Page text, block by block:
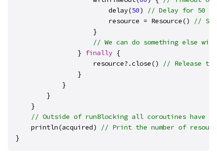
                        delay(
50)
// Delay for 50 ms
                        resource = Resource()
//
                    }
// We can do something else
                }
finally {
                    resource?.close()
// Release
                }
            }
        }
    }
// Outside of runBlocking all coroutines have
    println(acquired)
// Print the number of
}